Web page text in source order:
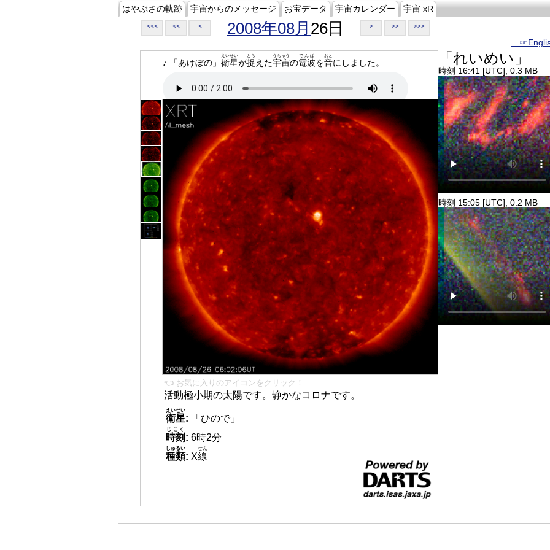
はやぶさの軌跡 宇宙からのメッセージ お宝データ 宇宙カレンダー 宇宙 xR
<<< << < 2008年08月 26日 > >> >>>
♪ 「あけぼの」 衛星
えいせい
が捉
とら
えた宇宙
うちゅう
の電波
でんぱ
を音
おと
にしました。
👈 お気に入りのアイコンをクリック！
活動極小期の太陽です。静かなコロナです。
衛星
えいせい
:
「ひので」
時刻
じこく
: 6時2分
種類
しゅるい
: X線
せん
「れいめい」
時刻 16:41 [UTC], 0.3 MB
時刻 15:05 [UTC], 0.2 MB